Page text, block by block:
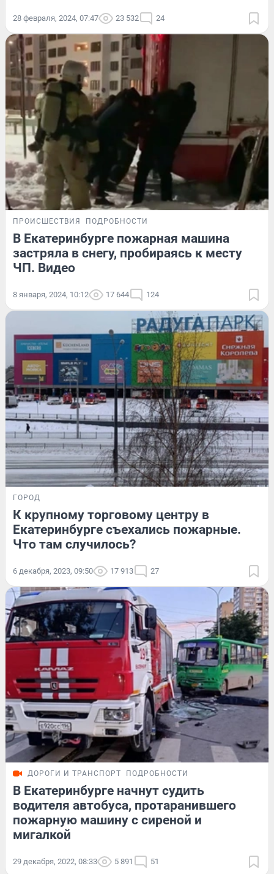
28 февраля, 2024, 07:47 23 532 24
ПРОИСШЕСТВИЯ ПОДРОБНОСТИ
В Екатеринбурге пожарная машина
застряла в снегу, пробираясь к месту
ЧП. Видео
8 января, 2024, 10:12 17 644 124
ГОРОД
К крупному торговому центру в
Екатеринбурге съехались пожарные.
Что там случилось?
6 декабря, 2023, 09:50 17 913 27
ДОРОГИ И ТРАНСПОРТ ПОДРОБНОСТИ
В Екатеринбурге начнут судить
водителя автобуса, протаранившего
пожарную машину с сиреной и
мигалкой
29 декабря, 2022, 08:33 5 891 51